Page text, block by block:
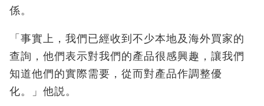
係。
「事實上，我們已經收到不少本地及海外買家的
查詢，他們表示對我們的產品很感興趣，讓我們
知道他們的實際需要，從而對產品作調整優
化。」他説。